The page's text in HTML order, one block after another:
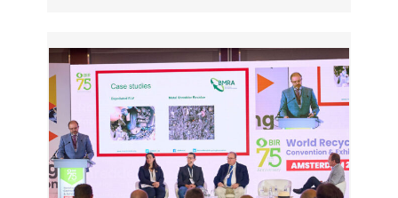
Fuhrpark